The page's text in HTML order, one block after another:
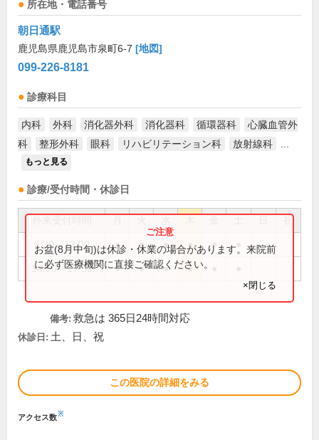
所在地・電話番号
朝日通駅
鹿児島県鹿児島市泉町6-7 [地図]
099-226-8181
診療科目
内科 外科 消化器外科 消化器科 循環器科
心臓血管外
科
整形外科 眼科 リハビリテーション科 放射線科
もっと見る
診療/受付時間・休診日
祝
8:30～13:00 ● ● ● ● ●
14:00～17:30 ● ● ● ●
お盆(8月中旬)は休診・休業の場合があります。来院前
に必ず医療機関に直接ご確認ください。
×閉じる
備考: 救急は 365日24時間対応
休診日: 土、日、祝
この医院の詳細をみる
アクセス数※